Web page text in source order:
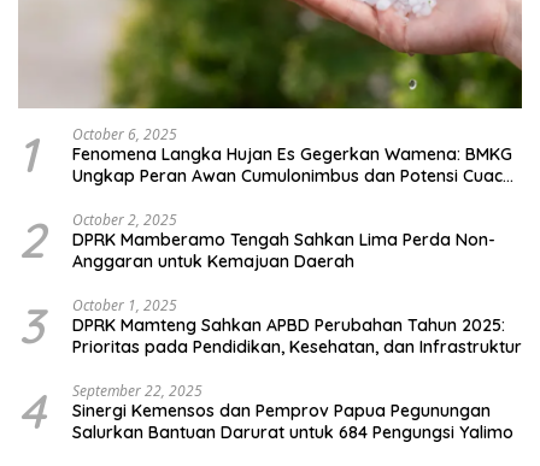
1 October 6, 2025
Fenomena Langka Hujan Es Gegerkan Wamena: BMKG
Ungkap Peran Awan Cumulonimbus dan Potensi Cuaca
2 October 2, 2025
DPRK Mamberamo Tengah Sahkan Lima Perda Non-
Anggaran untuk Kemajuan Daerah
3 October 1, 2025
DPRK Mamteng Sahkan APBD Perubahan Tahun 2025:
Prioritas pada Pendidikan, Kesehatan, dan Infrastruktur
4 September 22, 2025
Sinergi Kemensos dan Pemprov Papua Pegunungan
Salurkan Bantuan Darurat untuk 684 Pengungsi Yalimo